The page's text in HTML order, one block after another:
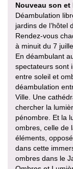
Nouveau son et
Déambulation
jardins de l’hôtel
Rendez-vous
à minuit du 7
En déambulant
spectateurs sont
entre soleil et
déambulation
Ville. Une
chercher la
pénombre. Et la
ombres, celle de
éléments,
dans cette
ombres dans le